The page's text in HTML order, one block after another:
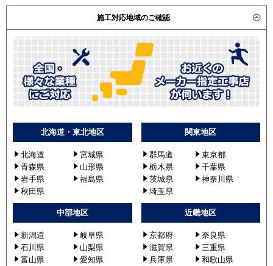
施工対応地域のご確認
北海道・東北地区
北海道
宮城県
青森県
山形県
岩手県
福島県
秋田県
関東地区
群馬道
東京都
栃木県
千葉県
茨城県
神奈川県
埼玉県
中部地区
新潟道
岐阜県
石川県
山梨県
富山県
愛知県
近畿地区
京都府
奈良県
滋賀県
三重県
兵庫県
和歌山県